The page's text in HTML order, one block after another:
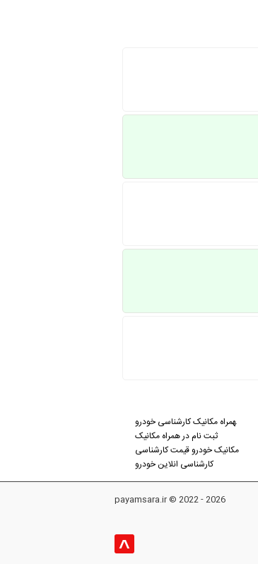
همراه مکانیک کارشناسی خودرو
ثبت نام در همراه مکانیک
مکانیک خودرو قیمت کارشناسی
کارشناسی انلاین خودرو
payamsara.ir © 2022 - 2026
^